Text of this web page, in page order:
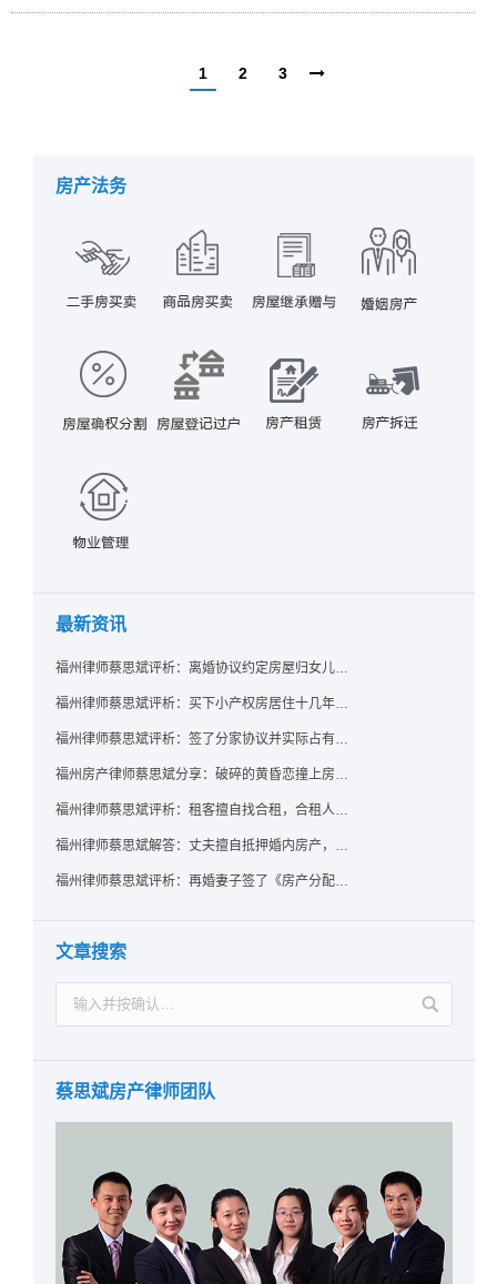
1 2 3
房产法务
最新资讯
福州律师蔡思斌评析：离婚协议约定房屋归女儿所有，父亲去世后继母能否拒绝过户？
福州律师蔡思斌评析：买下小产权房居住十几年，卖家去世后其女儿竟起诉要求继承？
福州律师蔡思斌评析：签了分家协议并实际占有，房产就一定是囊中之物了吗？法院：只要未过户，共有权人反悔了就可撤销赠与！
福州房产律师蔡思斌分享：破碎的黄昏恋撞上房产证，给出的房子能要回吗？ 法院：参照适用《婚姻家庭编解释（二）》规定，支持恋爱中无重大过错给予方返还房屋的诉请
福州律师蔡思斌评析：租客擅自找合租，合租人在屋里自杀，房东能找租客索赔吗？
福州律师蔡思斌解答：丈夫擅自抵押婚内房产，配偶该如何维权？
福州律师蔡思斌评析：再婚妻子签了《房产分配协议》却拿不到房？福州中院：无所有权基础实为赠与，过户前可撤销！
文章搜索
蔡思斌房产律师团队